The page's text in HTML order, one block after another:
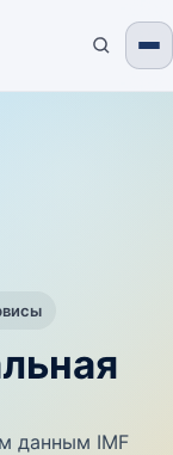
данным IMF